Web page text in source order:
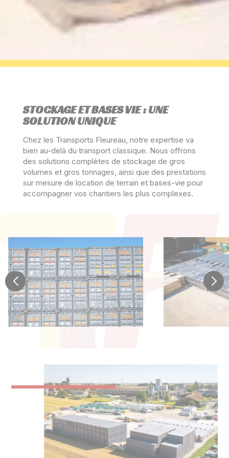
STOCKAGE ET BASES VIE : UNE
SOLUTION UNIQUE
Chez les Transports Fleureau, notre expertise va
bien au-delà du transport classique. Nous offrons
des solutions complètes de stockage de gros
volumes et gros tonnages, ainsi que des prestations
sur mesure de location de terrain et bases-vie pour
accompagner vos chantiers les plus complexes.